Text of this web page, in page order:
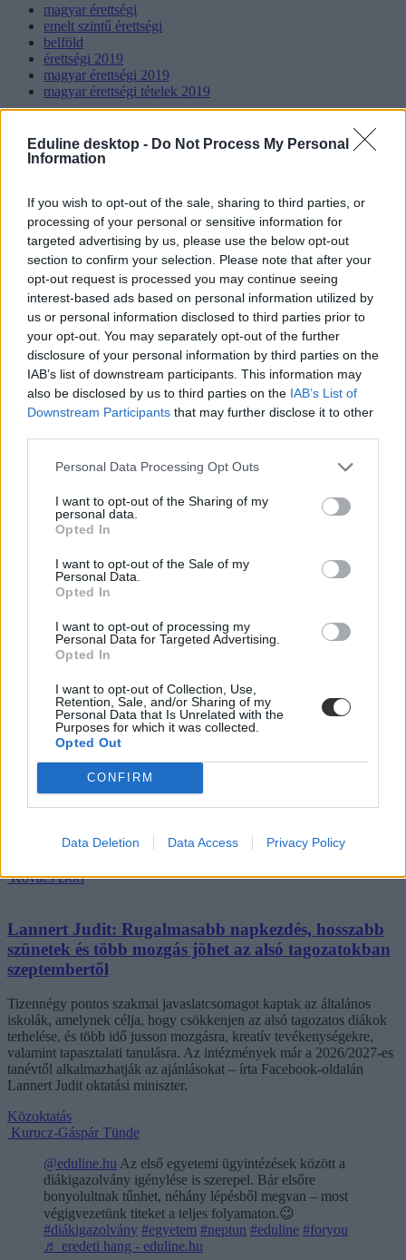
Eduline desktop - Do Not Process My Personal
Information
If you wish to opt-out of the sale, sharing to third parties, or
processing of your personal or sensitive information for
targeted advertising by us, please use the below opt-out
section to confirm your selection. Please note that after your
opt-out request is processed you may continue seeing
interest-based ads based on personal information utilized by
us or personal information disclosed to third parties prior to
your opt-out. You may separately opt-out of the further
disclosure of your personal information by third parties on the
IAB’s list of downstream participants. This information may
also be disclosed by us to third parties on the IAB’s List of
Downstream Participants that may further disclose it to other
Personal Data Processing Opt Outs
I want to opt-out of the Sharing of my
personal data.
Opted In
I want to opt-out of the Sale of my
Personal Data.
Opted In
I want to opt-out of processing my
Personal Data for Targeted Advertising.
Opted In
I want to opt-out of Collection, Use,
Retention, Sale, and/or Sharing of my
Personal Data that Is Unrelated with the
Purposes for which it was collected.
Opted Out
CONFIRM
Data Deletion Data Access Privacy Policy
magyar érettségi
emelt szintű érettségi
belföld
érettségi 2019
magyar érettségi 2019
magyar érettségi tételek 2019
Mi a baj a 8 osztályos általános iskolával, és mi jöhet
helyette?
A kisiskolák tanárhiánya és a kisgimnáziumok elitképzővé válása
nem elszigetelt hibák, hanem a jelenlegi oktatási szerkezet
„erővonalai”, amelyek a rendszer gyökeres reformjáért kiáltanak Dr.
Gyarmathy Éva klinikai és neveléslélektani szakpszichológus,
egyetemi tanár szerint.
Közoktatás
vállalhatnak diákmunkát – több mint százezer
levelezős hallgatót érinthet a szabály
„Szinte bárhol voltam állásinterjún, mikor megtudták, hogy levelező
tagozatos hallgató vagyok, egyből húzni kezdték a szájukat” –
számolt be tapasztalatairól az Eduline-nak egy egyetemista. Példája
hasonló nehézségekről.
Campus life
Eltörölnék a 45 perces iskola-előkészítőt, újra az
óvodák dönthetnének az iskolaérettségről
Megszűnhet a 45 perces iskola-előkészítő foglalkozás, újra az
óvodák dönthetnének az iskolaérettségről, és az oviKRÉTA is
átalakulhat. Többek között ezeket a változtatásokat javasolta az
Kovács Dóri
Lannert Judit: Rugalmasabb napkezdés, hosszabb
szünetek és több mozgás jöhet az alsó tagozatokban
szeptembertől
Tizennégy pontos szakmai javaslatcsomagot kaptak az általános
iskolák, amelynek célja, hogy csökkenjen az alsó tagozatos diákok
terhelése, és több idő jusson mozgásra, kreatív tevékenységekre,
valamint tapasztalati tanulásra. Az intézmények már a 2026/2027-es
tanévtől alkalmazhatják az ajánlásokat – írta Facebook-oldalán
Lannert Judit oktatási miniszter.
Közoktatás
Kurucz-Gáspár Tünde
@eduline.hu Az első egyetemi ügyintézések között a
diákigazolvány igénylése is szerepel. Bár elsőre
bonyolultnak tűnhet, néhány lépésből megvan – most
végigvezetünk titeket a teljes folyamaton.😉
#diákigazolvány #egyetem #neptun #eduline #foryou
♬ eredeti hang - eduline.hu